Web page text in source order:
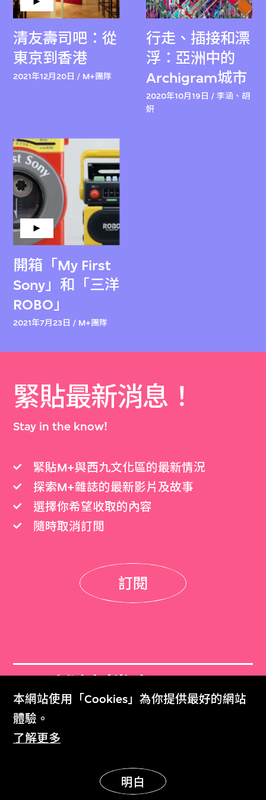
本網站使用「Cookies」為你提供最好的網站
體驗。
了解更多
明白
清友壽司吧：從
東京到香港
2021年12月20日 / M+團隊
行走、插接和漂
浮：亞洲中的
Archigram城市
2020年10月19日 / 李涵、胡
妍
開箱「My First
Sony」和「三洋
ROBO」
2021年7月23日 / M+團隊
緊貼最新消息！
Stay in the know!
緊貼M+與西九文化區的最新情況
探索M+雜誌的最新影片及故事
選擇你希望收取的內容
隨時取消訂閲
訂閱
M+雜誌檔案
M+ Magazine Archive
M+藏品
Collection Online